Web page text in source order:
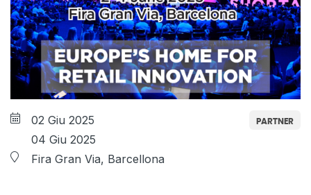
02 Giu 2025
04 Giu 2025
Fira Gran Via, Barcellona
PARTNER